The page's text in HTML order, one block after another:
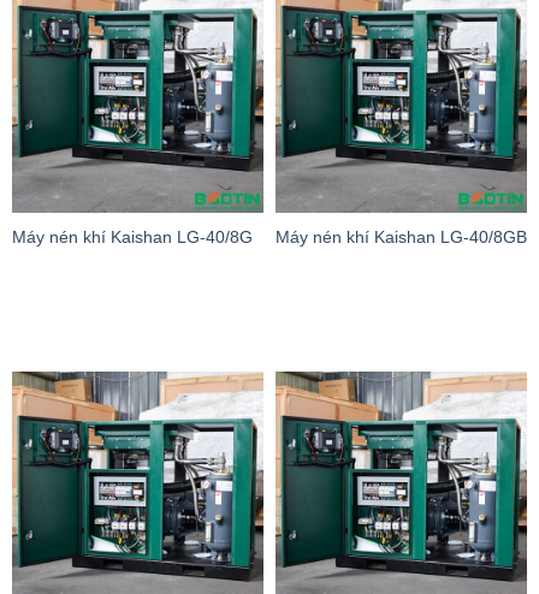
Máy nén khí Kaishan LG-40/8G Máy nén khí Kaishan LG-40/8GB